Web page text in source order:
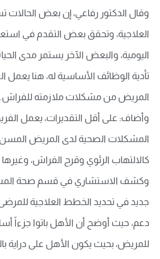
وقال الدكتور رفاعي، إن بعض
العلاجية، وتحقق بعض التقدم في
اليومية، والبعض الآخر يستمر مدى
تأدية الوظائف الأساسية له، هنا يعمل
المريض من مشكلات ملازمته للفراش.
وأضاف: على أقل التقديرات، يعمل
المشكلات الصحية لدى المريض
كالالتهاب الرئوي وقرح الفراش،
وكشف الاستشاري في قسم صحة
جديد في تحديد الخطط العلاجية
دعم، حيث أوضح أن الأهل باتوا جزءاً
للمريض، بحيث يكون الأهل على دراية